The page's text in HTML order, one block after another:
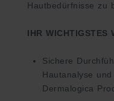
Hautbedürfnisse zu
IHR WICHTIGSTES
Sichere
Hautanalyse
Dermalogica